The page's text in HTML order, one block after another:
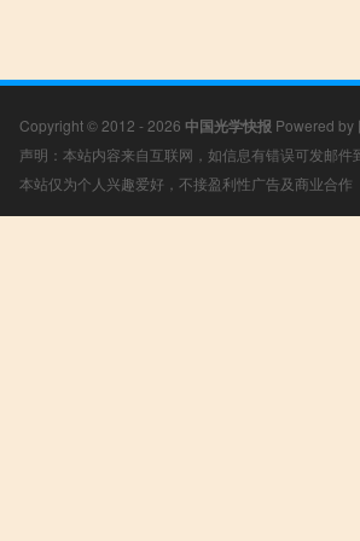
Copyright © 2012 - 2026 中国光学快报 Powered by
声明：本站内容来自互联网，如信息有错误可发邮
本站仅为个人兴趣爱好，不接盈利性广告及商业合作